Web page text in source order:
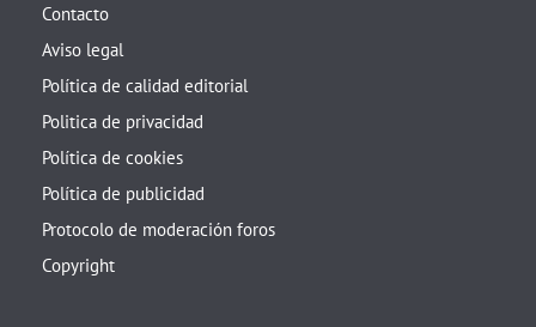
Contacto
Aviso legal
Política de calidad editorial
Politica de privacidad
Política de cookies
Política de publicidad
Protocolo de moderación foros
Copyright